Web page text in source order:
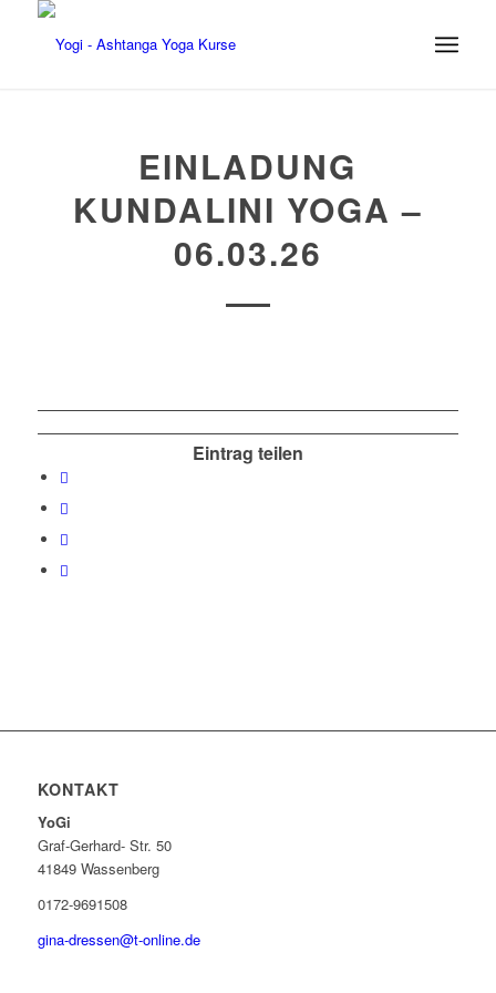
EINLADUNG
KUNDALINI YOGA –
06.03.26
Eintrag teilen
KONTAKT
YoGi
Graf-Gerhard- Str. 50
41849 Wassenberg
0172-9691508
gina-dressen@t-online.de